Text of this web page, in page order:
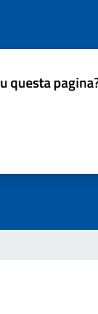
questa